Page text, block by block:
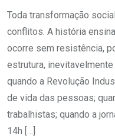
Toda transformação
conflitos. A história
ocorre sem resistência,
estrutura,
quando a Revolução
de vida das pessoas;
trabalhistas; quando a
14h […]